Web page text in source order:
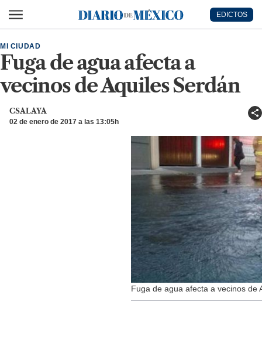
Diario de México
EDICTOS
Fuga de agua afecta a
vecinos de Aquiles Serdán
MI CIUDAD
CSALAYA
02 de enero de 2017 a las 13:05h
Fuga de agua afecta a vecinos de